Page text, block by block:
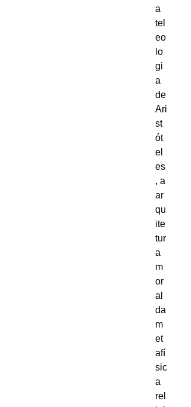
a
tel
eo
lo
gi
a
de
Ari
st
ót
el
es
, a
ar
qu
ite
tur
a
m
or
al
da
m
et
afí
sic
a
rel